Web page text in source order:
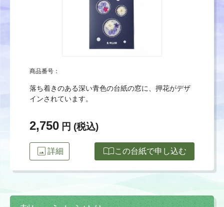
商品番号：
落ち着きのある深い青色の台紙の窓に、押花がデザ
インされています。
2,750 円 (税込)
image 詳細 import_contactsこの台紙で申し込む